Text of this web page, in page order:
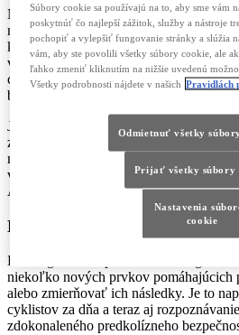
Nový Lexus UX dosiahol v najnovších
maximálne päťhviezdičkové
k najbezpečnejším vozidlám vo svojej
vodiča aj posádky. Zároveň je v danej
chodcov a cyklistov vďaka systému
brzdenia.
Je vybavený najnovšou verziou paketu
zahŕňa technológie aktívnej bezpečnosti
môže pochváliť mimoriadnymi
vďaka mimoriadne tuhej podvozkovej
Architecture-C) a ôsmim airbagom v
Druhá generácia paketu
Druhá generácia paketu technológií
niekoľko nových prvkov pomáhajúcich
alebo zmierňovať ich následky. Je to
cyklistov za dňa a teraz aj
zdokonaleného predkolízneho
Súbory cookie sa používajú na to, aby sme vám
poskytnúť čo najlepší zážitok, služby a nástroje
pochopiť a vylepšiť fungovanie stránky a slúžia
vám, aby ste povolili všetky súbory cookie, ale ak
ľahko zmeniť kliknutím na nižšie uvedenú
Všetky podrobnosti nájdete v našich Pravidlách
Odmietnuť všetky
Prijať všetky súbory
Nastavenia
cookie